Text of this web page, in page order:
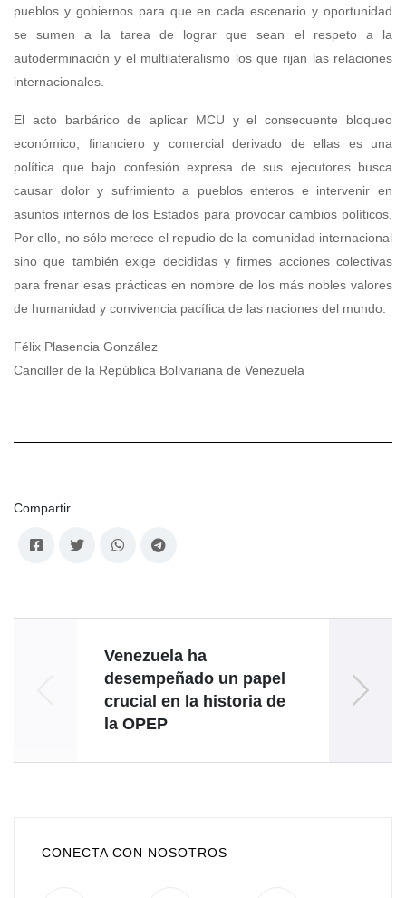
pueblos y gobiernos para que en cada escenario y oportunidad
se sumen a la tarea de lograr que sean el respeto a la
autoderminación y el multilateralismo los que rijan las relaciones
internacionales.
El acto barbárico de aplicar MCU y el consecuente bloqueo
económico, financiero y comercial derivado de ellas es una
política que bajo confesión expresa de sus ejecutores busca
causar dolor y sufrimiento a pueblos enteros e intervenir en
asuntos internos de los Estados para provocar cambios políticos.
Por ello, no sólo merece el repudio de la comunidad internacional
sino que también exige decididas y firmes acciones colectivas
para frenar esas prácticas en nombre de los más nobles valores
de humanidad y convivencia pacífica de las naciones del mundo.
Félix Plasencia González
Canciller de la República Bolivariana de Venezuela
Compartir
Venezuela ha
desempeñado un papel
crucial en la historia de
la OPEP
la
CONECTA CON NOSOTROS